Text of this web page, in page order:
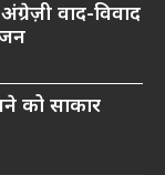
वाद-विवाद
को साकार